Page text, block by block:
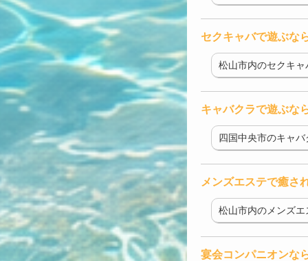
セクキャバで遊ぶな
松山市内のセクキャ
キャバクラで遊ぶな
四国中央市のキャバ
メンズエステで癒さ
松山市内のメンズエ
宴会コンパニオンな